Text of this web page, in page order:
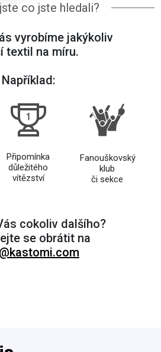
co jste hledali?
vyrobíme jakýkoliv
textil na míru.
Například:
Připomínka
důležitého
vítězství
Fanouškovský
klub
či sekce
cokoliv dalšího?
se obrátit na